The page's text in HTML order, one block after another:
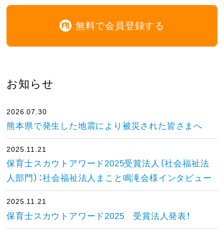
無料で会員登録する
お知らせ
2026.07.30
熊本県で発生した地震により被災された皆さまへ
2025.11.21
保育士スカウトアワード2025受賞法人（社会福祉法
人部門）：社会福祉法人まこと鳴滝会様インタビュー
2025.11.21
保育士スカウトアワード2025 受賞法人発表！